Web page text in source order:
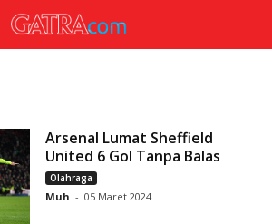
Arsenal Lumat Sheffield
United 6 Gol Tanpa Balas
Olahraga
Muh - 05 Maret 2024